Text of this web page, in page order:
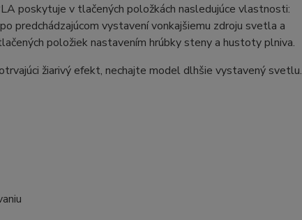
poskytuje v tlačených položkách nasledujúce vlastnosti:
predchádzajúcom vystavení vonkajšiemu zdroju svetla a
položiek nastavením hrúbky steny a hustoty plniva.
žiarivý efekt, nechajte model dlhšie vystavený svetlu.